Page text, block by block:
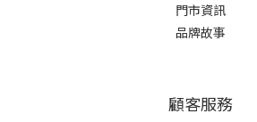
門市資訊
品牌故事
顧客服務